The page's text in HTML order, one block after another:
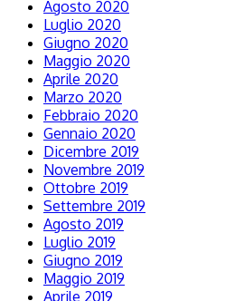
Agosto 2020
Luglio 2020
Giugno 2020
Maggio 2020
Aprile 2020
Marzo 2020
Febbraio 2020
Gennaio 2020
Dicembre 2019
Novembre 2019
Ottobre 2019
Settembre 2019
Agosto 2019
Luglio 2019
Giugno 2019
Maggio 2019
Aprile 2019